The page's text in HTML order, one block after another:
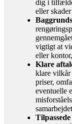
dig i
eller
vigtigt at
eller
Klare
klare vilkår
priser,
eventuelle